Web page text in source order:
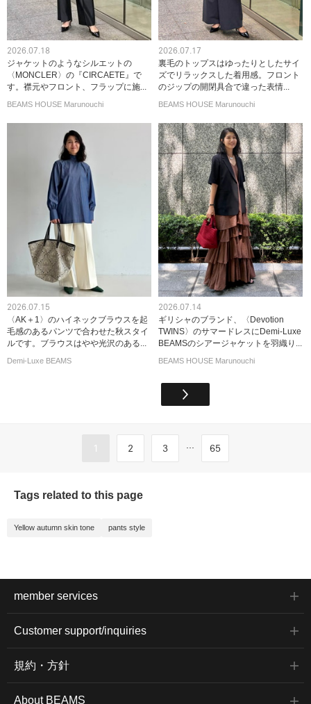
2026.07.18
ジャケットのようなシルエットの
〈MONCLER〉の『CIRCAETE』で
す。襟元やフロント、フラップに施...
BEAMS HOUSE Marunouchi
2026.07.17
裏毛のトップスはゆったりとしたサイ
ズでリラックスした着用感。フロント
のジップの開閉具合で違った表情...
BEAMS HOUSE Marunouchi
2026.07.15
〈AK＋1〉のハイネックブラウスを起
毛感のあるパンツで合わせた秋スタイ
ルです。ブラウスはやや光沢のある...
Demi-Luxe BEAMS
2026.07.14
ギリシャのブランド、〈Devotion
TWINS〉のサマードレスにDemi-Luxe
BEAMSのシアージャケットを羽織り...
BEAMS HOUSE Marunouchi
1 2 3 ... 65
Tags related to this page
Yellow autumn skin tone pants style
member services
Customer support/inquiries
規約・方針
About BEAMS